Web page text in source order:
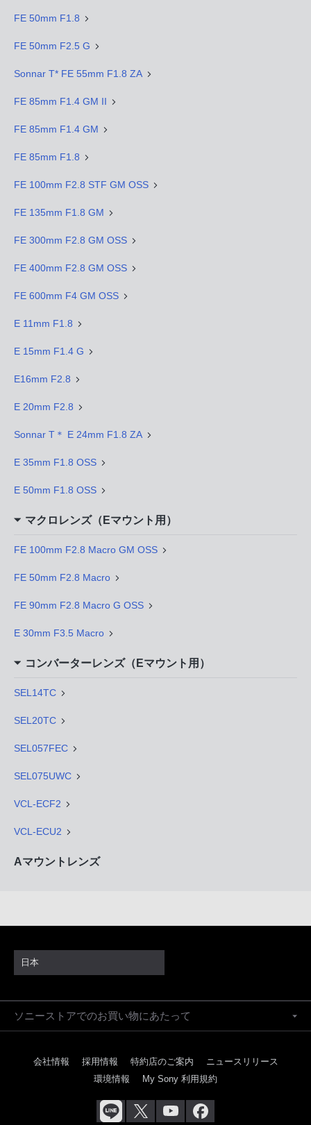
FE 50mm F1.8
FE 50mm F2.5 G
Sonnar T* FE 55mm F1.8 ZA
FE 85mm F1.4 GM II
FE 85mm F1.4 GM
FE 85mm F1.8
FE 100mm F2.8 STF GM OSS
FE 135mm F1.8 GM
FE 300mm F2.8 GM OSS
FE 400mm F2.8 GM OSS
FE 600mm F4 GM OSS
E 11mm F1.8
E 15mm F1.4 G
E16mm F2.8
E 20mm F2.8
Sonnar T＊ E 24mm F1.8 ZA
E 35mm F1.8 OSS
E 50mm F1.8 OSS
マクロレンズ（Eマウント用）
FE 100mm F2.8 Macro GM OSS
FE 50mm F2.8 Macro
FE 90mm F2.8 Macro G OSS
E 30mm F3.5 Macro
コンバーターレンズ（Eマウント用）
SEL14TC
SEL20TC
SEL057FEC
SEL075UWC
VCL-ECF2
VCL-ECU2
Aマウントレンズ
日本
ソニーストアでのお買い物にあたって
会社情報 採用情報 特約店のご案内
ニュースリリース
環境情報
My Sony 利用規約